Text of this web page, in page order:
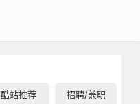
酷站推荐 招聘/兼职